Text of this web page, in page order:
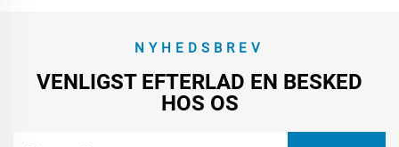
NYHEDSBREV
VENLIGST EFTERLAD EN BESKED
HOS OS